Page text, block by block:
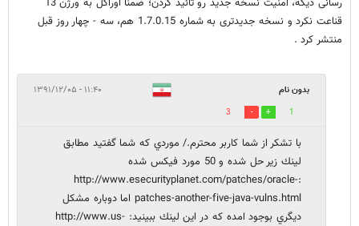
قناعت نکرد و نسخه جدیدتری به شماره 1.7.0.15 هم، سه - چهار روز قبل
منتشر کرد .
بدون نام ۱۱:۴۰ - ۱۳۹۱/۱۲/۰۵
1
3
با تشكر از شما كاربر محترم./ موردي كه شما گفتيد مطابق
لينك زير حل شده و 50 مورد فيكس شده
:http://www.esecurityplanet.com/patches/oracle-
patches-another-five-java-vulns.html اما دوباره مشكل
ديگري بوجود امده كه در اين لينك ببينيد: http://www.us-